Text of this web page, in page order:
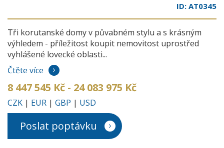
ID: AT0345
Tři korutanské domy v půvabném stylu a s krásným
výhledem - příležitost koupit nemovitost uprostřed
vyhlášené lovecké oblasti...
Čtěte více
8 447 545 Kč - 24 083 975 Kč
CZK | EUR | GBP | USD
Poslat poptávku